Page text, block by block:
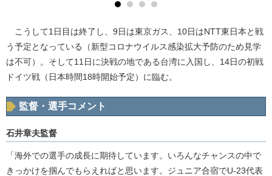
こうして1日目は終了し、9日は東京ガス、10日はNTT東日本と戦
う予定となっている（新型コロナウイルス感染拡大予防のため見学
は不可）。そして11日に決戦の地である台湾に入国し、14日の初戦
ドイツ戦（日本時間18時開始予定）に臨む。
監督・選手コメント
石井章夫監督
「海外での選手の成長に期待しています。いろんなチャンスの中で
きっかけを掴んでもらえればと思います。ジュニア合宿でU-23代表